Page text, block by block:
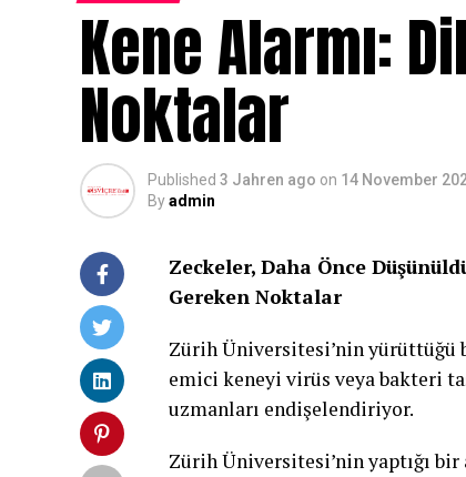
Kene Alarmı:
Noktalar
Published 3 Jahren ago on 14 November
Byadmin
Zeckeler, Daha Önce
Gereken Noktalar
Zürih Üniversitesi’nin yürüttüğü
emici keneyi virüs veya bakteri
uzmanları endişelendiriyor.
Zürih Üniversitesi’nin yaptığı